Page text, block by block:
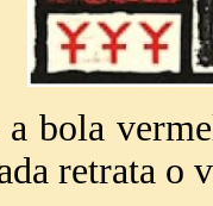
bola
retrata o